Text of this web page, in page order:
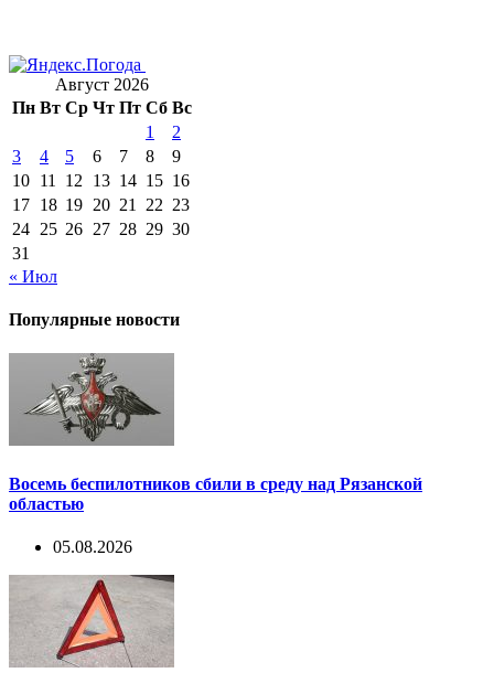
Август 2026
Пн Вт Ср Чт Пт Сб Вс
1
2
3
4 5 6 7 8
9
10 11 12 13 14 15 16
17 18 19 20 21 22 23
24 25 26 27 28 29 30
31
« Июл
Популярные новости
Восемь беспилотников сбили в среду над Рязанской
областью
05.08.2026